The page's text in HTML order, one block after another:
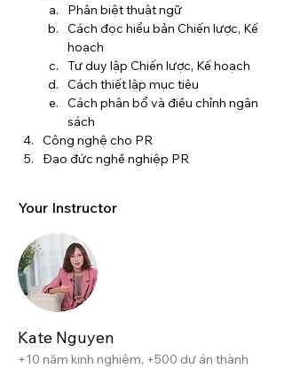
Phân biệt thuật ngữ
Cách đọc hiểu bản Chiến lược, Kế
hoạch
Tư duy lập Chiến lược, Kế hoạch
Cách thiết lập mục tiêu
Cách phân bổ và điều chỉnh ngân
sách
Công nghệ cho PR
Đạo đức nghề nghiệp PR
Your Instructor
Kate Nguyen
+10 năm kinh nghiệm, +500 dự án thành